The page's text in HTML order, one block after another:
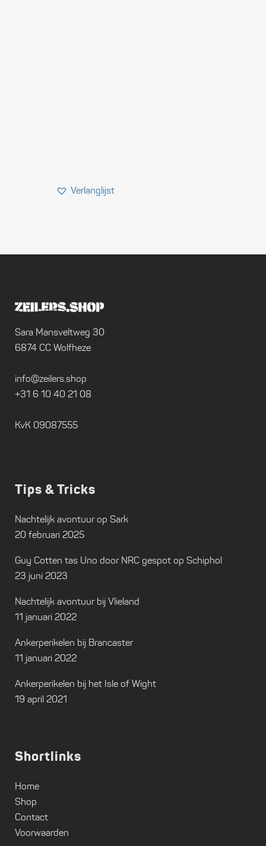
Sara Mansveltweg 30
6874 CC Wolfheze
info@zeilers.shop
+31 6 10 40 21 08
KvK 09087555
Tips & Tricks
Nachtelijk avontuur op Sark
20 februari 2025
Guy Cotten tas Uno door NRC gespot op Schiphol
23 juni 2023
Nachtelijk avontuur bij Vlieland
11 januari 2022
Ankerperikelen bij Brancaster
11 januari 2022
Ankerperikelen bij het Isle of Wight
19 april 2021
Shortlinks
Home
Shop
Contact
Voorwaarden